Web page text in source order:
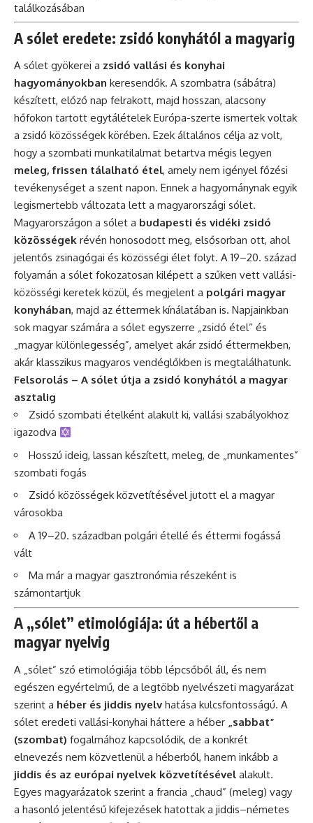
találkozásában
A sólet eredete: zsidó konyhától a magyarig
A sólet gyökerei a zsidó vallási és konyhai
hagyományokban keresendők. A szombatra (sábátra)
készített, előző nap felrakott, majd hosszan, alacsony
hőfokon tartott egytálételek Európa-szerte ismertek voltak
a zsidó közösségek körében. Ezek általános célja az volt,
hogy a szombati munkatilalmat betartva mégis legyen
meleg, frissen tálalható étel, amely nem igényel főzési
tevékenységet a szent napon. Ennek a hagyománynak egyik
legismertebb változata lett a magyarországi sólet.
Magyarországon a sólet a budapesti és vidéki zsidó
közösségek révén honosodott meg, elsősorban ott, ahol
jelentős zsinagógai és közösségi élet folyt. A 19–20. század
folyamán a sólet fokozatosan kilépett a szűken vett vallási-
közösségi keretek közül, és megjelent a polgári magyar
konyhában, majd az éttermek kínálatában is. Napjainkban
sok magyar számára a sólet egyszerre „zsidó étel” és
„magyar különlegesség”, amelyet akár zsidó éttermekben,
akár klasszikus magyaros vendéglőkben is megtalálhatunk.
Felsorolás – A sólet útja a zsidó konyhától a magyar
asztalig
Zsidó szombati ételként alakult ki, vallási szabályokhoz
igazodva
Hosszú ideig, lassan készített, meleg, de „munkamentes”
szombati fogás
Zsidó közösségek közvetítésével jutott el a magyar
városokba
A 19–20. században polgári étellé és éttermi fogássá
vált
Ma már a magyar gasztronómia részeként is
számontartjuk
A „sólet” etimológiája: út a hébertől a
magyar nyelvig
A „sólet” szó etimológiája több lépcsőből áll, és nem
egészen egyértelmű, de a legtöbb nyelvészeti magyarázat
szerint a héber és jiddis nyelv hatása kulcsfontosságú. A
sólet eredeti vallási-konyhai háttere a héber
„sabbat”
(szombat) fogalmához kapcsolódik, de a konkrét
elnevezés nem közvetlenül a héberből, hanem inkább a
jiddis és az európai nyelvek közvetítésével alakult.
Egyes magyarázatok szerint a francia „chaud” (meleg) vagy
a hasonló jelentésű kifejezések hatottak a jiddis–németes